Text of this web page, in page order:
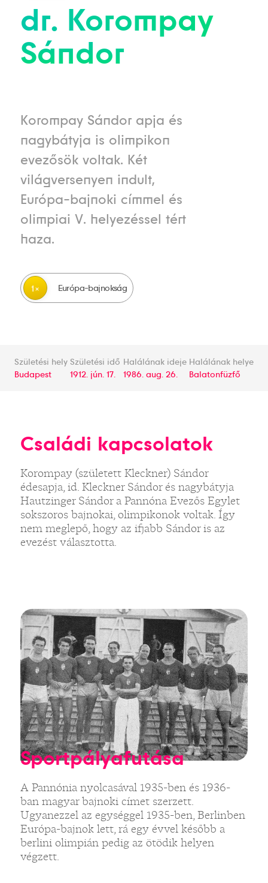
dr. Korompay
Sándor
Korompay Sándor apja és
nagybátyja is olimpikon
evezősök voltak. Két
világversenyen indult,
Európa-bajnoki címmel és
olimpiai V. helyezéssel tért
haza.
1 Európa-bajnokság
Születési hely
Budapest
Születési idő
1912. jún. 17.
Halálának ideje
1986. aug. 26.
Halálának helye
Balatonfüzfő
Családi kapcsolatok
Korompay (született Kleckner) Sándor
édesapja, id. Kleckner Sándor és nagybátyja
Hautzinger Sándor a Pannóna Evezős Egylet
sokszoros bajnokai, olimpikonok voltak. Így
nem meglepő, hogy az ifjabb Sándor is az
evezést választotta.
Sportpályafutása
A Pannónia nyolcasával 1935-ben és 1936-
ban magyar bajnoki címet szerzett.
Ugyanezzel az egységgel 1935-ben, Berlinben
Európa-bajnok lett, rá egy évvel később a
berlini olimpián pedig az ötödik helyen
végzett.